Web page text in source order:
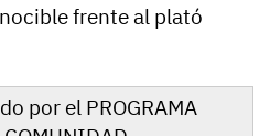
frente al plató
por el PROGRAMA